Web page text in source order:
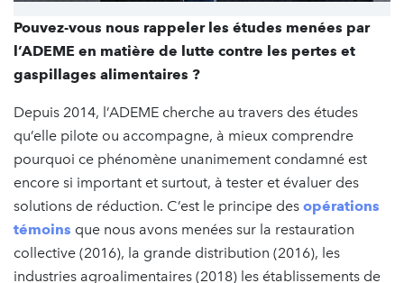
Pouvez-vous nous rappeler les études menées par
l’ADEME en matière de lutte contre les pertes et
gaspillages alimentaires ?
Depuis 2014, l’ADEME cherche au travers des études
qu’elle pilote ou accompagne, à mieux comprendre
pourquoi ce phénomène unanimement condamné est
encore si important et surtout, à tester et évaluer des
solutions de réduction. C’est le principe des opérations
témoins que nous avons menées sur la restauration
collective (2016), la grande distribution (2016), les
industries agroalimentaires (2018) les établissements de